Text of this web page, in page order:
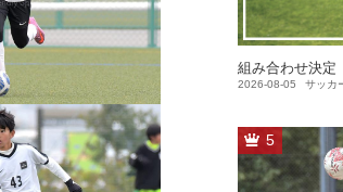
組み合わせ決定
2026-08-05 サッカ
5